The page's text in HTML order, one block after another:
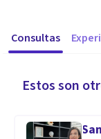
Consultas
Estos son